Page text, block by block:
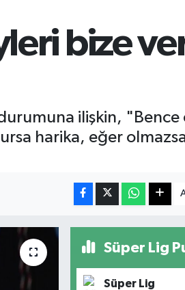
bize
ilişkin,
harika, eğer
Süper Lig
Süper Lig